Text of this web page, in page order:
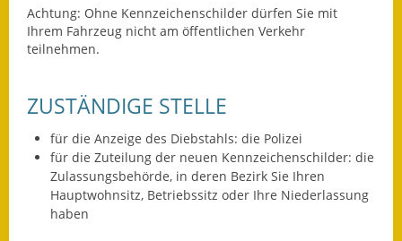
Leichte Sprache
Mitteilungsblatt
Nachhaltigkeitsbericht
Notfallplanung
Achtung: Ohne Kennzeichenschilder dürfen Sie mit
Ihrem Fahrzeug nicht am öffentlichen Verkehr
teilnehmen.
ZUSTÄNDIGE STELLE
für die Anzeige des Diebstahls: die Polizei
für die Zuteilung der neuen Kennzeichenschilder: die
Zulassungsbehörde, in deren Bezirk Sie Ihren
Hauptwohnsitz, Betriebssitz oder Ihre Niederlassung
haben